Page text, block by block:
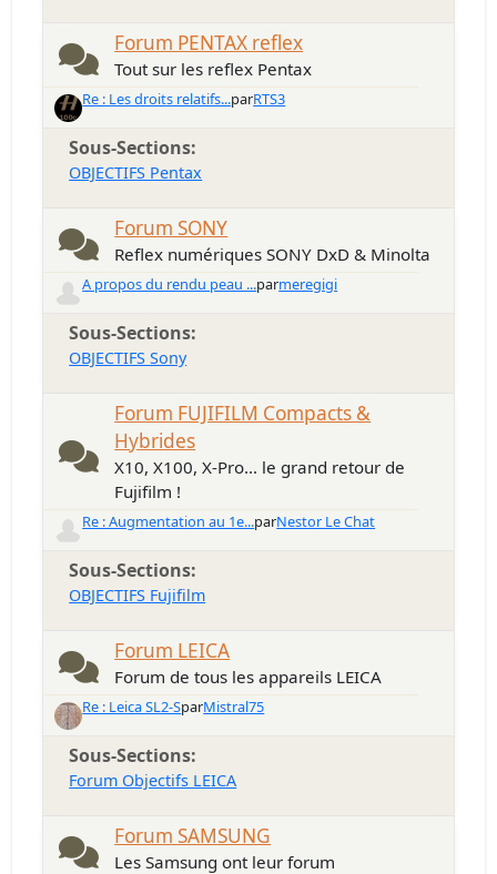
Forum PENTAX reflex
Tout sur les reflex Pentax
Re : Les droits relatifs...parRTS3
Sous-Sections
OBJECTIFS Pentax
Forum SONY
Reflex numériques SONY DxD & Minolta
A propos du rendu peau ...parmeregigi
Sous-Sections
OBJECTIFS Sony
Forum FUJIFILM Compacts &
Hybrides
X10, X100, X-Pro... le grand retour de
Fujifilm !
Re : Augmentation au 1e...parNestor Le Chat
Sous-Sections
OBJECTIFS Fujifilm
Forum LEICA
Forum de tous les appareils LEICA
Re : Leica SL2-SparMistral75
Sous-Sections
Forum Objectifs LEICA
Forum SAMSUNG
Les Samsung ont leur forum